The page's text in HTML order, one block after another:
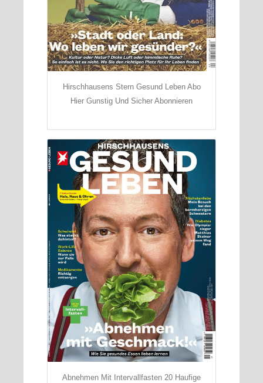
Hirschhausens Stern Gesund Leben Abo
Hier Gunstig Und Sicher Abonnieren
Abnehmen Mit Intervallfasten 20 Haufige